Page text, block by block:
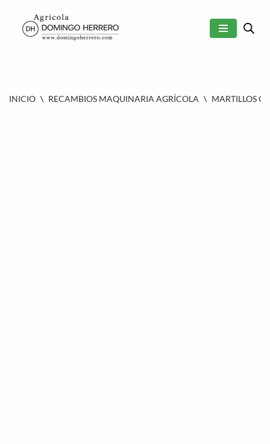
SALTAR
INICIO \ RECAMBIOS MAQUINARIA AGRÍCOLA \ MARTILLOS